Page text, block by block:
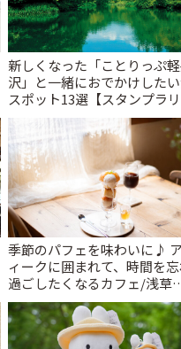
新しくなった「ことりっぷ
沢」と一緒におでかけした
スポット13選【スタンプラ
催中】 | ことりっぷ
季節のパフェを味わいに♪
ィークに囲まれて、時間を
過ごしたくなるカフェ/浅草
「annorum cafe」 | ことり